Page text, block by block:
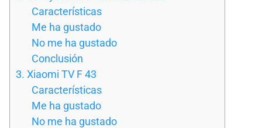
Características
Me ha gustado
No me ha gustado
Conclusión
3. Xiaomi TV F 43
Características
Me ha gustado
No me ha gustado